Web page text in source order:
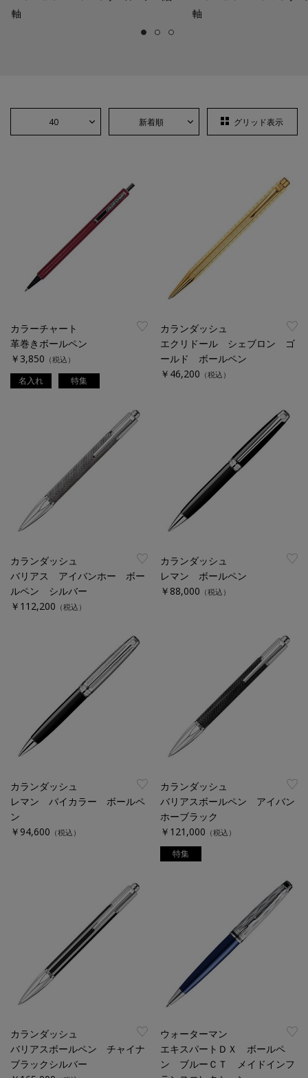
軸
軸
40 新着順 グリッド表示
カラーチャート
革巻きボールペン
￥3,850 （税込）
名入れ 特集
カランダッシュ
エクリドール シェブロン ゴ
ールド ボールペン
￥46,200 （税込）
カランダッシュ
バリアス アイバンホー ボー
ルペン シルバー
￥112,200 （税込）
カランダッシュ
レマン ボールペン
￥88,000 （税込）
カランダッシュ
レマン バイカラー ボールペ
ン
￥94,600 （税込）
カランダッシュ
バリアスボールペン アイバン
ホーブラック
￥121,000 （税込）
特集
カランダッシュ
バリアスボールペン チャイナ
ブラックシルバー
ウォーターマン
エキスパートＤＸ ボールペ
ン ブルーＣＴ メイドインフ